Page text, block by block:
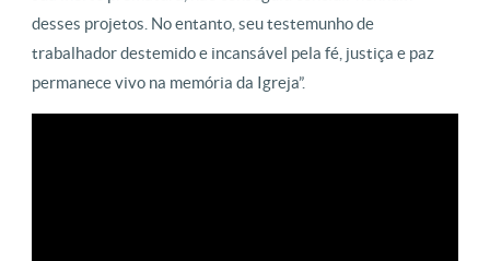
desses projetos. No entanto, seu testemunho de
trabalhador destemido e incansável pela fé, justiça e paz
permanece vivo na memória da Igreja”.